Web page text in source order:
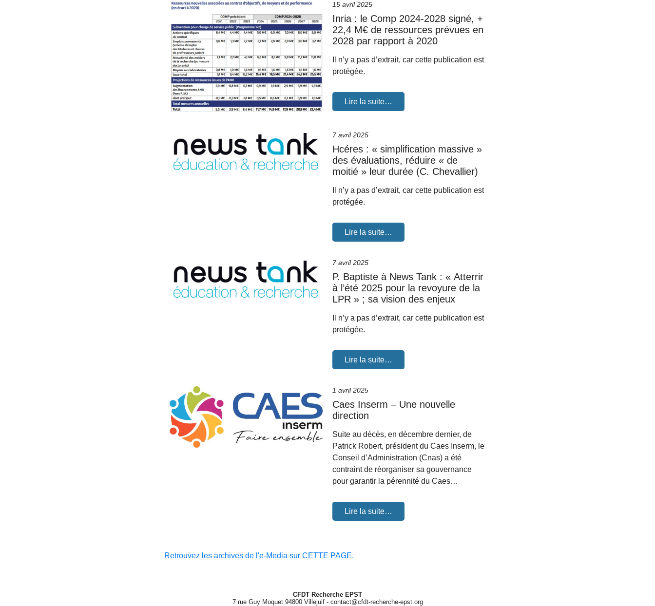
15 avril 2025
Inria : le Comp 2024-2028 signé, +
22,4 M€ de ressources prévues en
2028 par rapport à 2020
Il n’y a pas d’extrait, car cette publication est
protégée.
Lire la suite…
7 avril 2025
Hcéres : « simplification massive »
des évaluations, réduire « de
moitié » leur durée (C. Chevallier)
Il n’y a pas d’extrait, car cette publication est
protégée.
Lire la suite…
7 avril 2025
P. Baptiste à News Tank : « Atterrir
à l’été 2025 pour la revoyure de la
LPR » ; sa vision des enjeux
Il n’y a pas d’extrait, car cette publication est
protégée.
Lire la suite…
1 avril 2025
Caes Inserm – Une nouvelle
direction
Suite au décès, en décembre dernier, de
Patrick Robert, président du Caes Inserm, le
Conseil d’Administration (Cnas) a été
contraint de réorganiser sa gouvernance
pour garantir la pérennité du Caes…
Lire la suite…
Retrouvez les archives de l'e-Media sur CETTE PAGE.
CFDT Recherche EPST
7 rue Guy Moquet 94800 Villejuif - contact@cfdt-recherche-epst.org